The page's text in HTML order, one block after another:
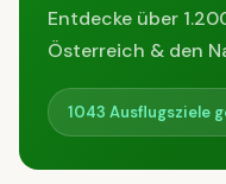
Entdecke über
Österreich & den
1043 Ausflugsziele